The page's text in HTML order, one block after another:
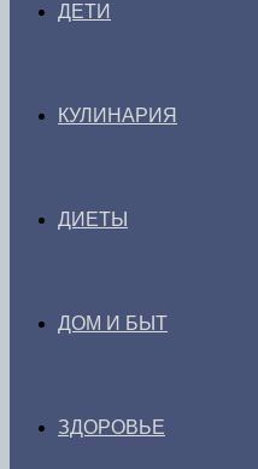
ДЕТИ
КУЛИНАРИЯ
ДИЕТЫ
ДОМ И БЫТ
ЗДОРОВЬЕ